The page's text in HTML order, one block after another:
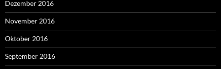
Dezember 2016
November 2016
Oktober 2016
September 2016